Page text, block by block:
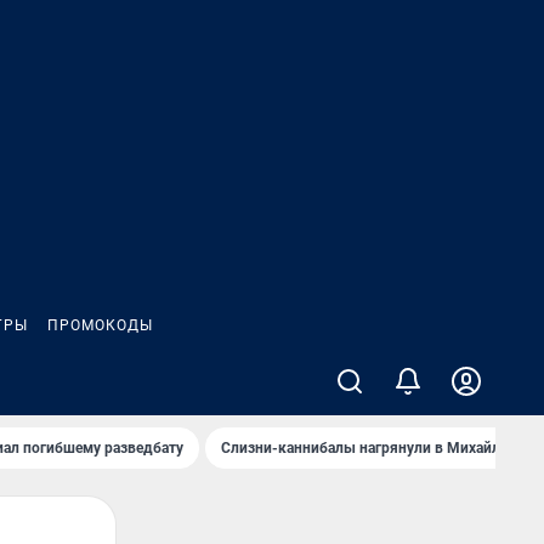
ПРОМОКОДЫ
погибшему разведбату Слизни-каннибалы нагрянули в Михайлов